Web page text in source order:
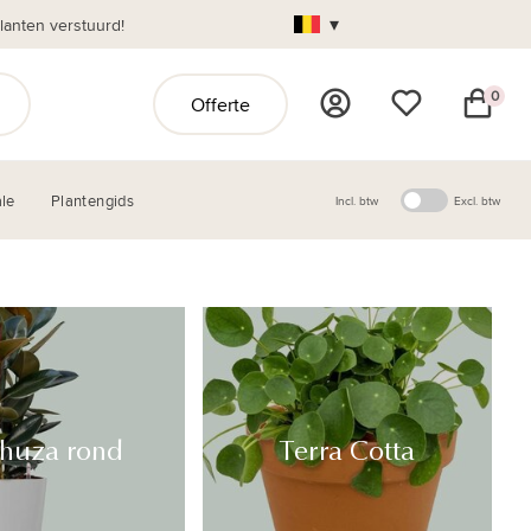
verstuurd! ▾
Offerte 0
Plantengids Incl. btw Excl. btw
rond Terra Cotta